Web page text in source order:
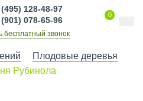
128-48-97
078-65-96
бесплатный звонок
0
Плодовые деревья
Рубинола